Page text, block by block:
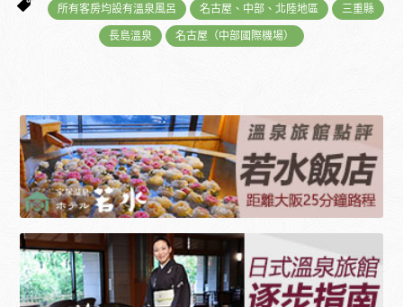
所有客房均設有溫泉風呂 名古屋、中部、北陸地區 三重縣
長島溫泉 名古屋（中部國際機場）